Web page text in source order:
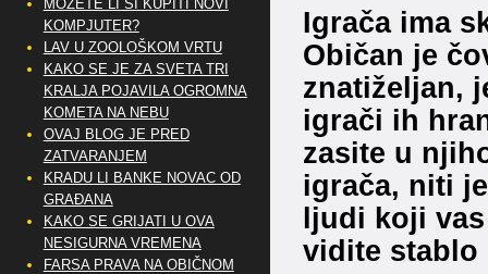
Igrača ima
Običan je
znatiželjan,
igrači ih
zasite u
igrača, niti
ljudi koji
vidite stablo
MOŽETE LI SI KUPITI NOVI
KOMPJUTER?
LAV U ZOOLOŠKOM VRTU
KAKO SE JE ZA SVETA TRI
KRALJA POJAVILA OGROMNA
KOMETA NA NEBU
OVAJ BLOG JE PRED
ZATVARANJEM
KRADU LI BANKE NOVAC OD
GRAĐANA
KAKO SE GRIJATI U OVA
NESIGURNA VREMENA
FARSA PRAVA NA OBIČNOM